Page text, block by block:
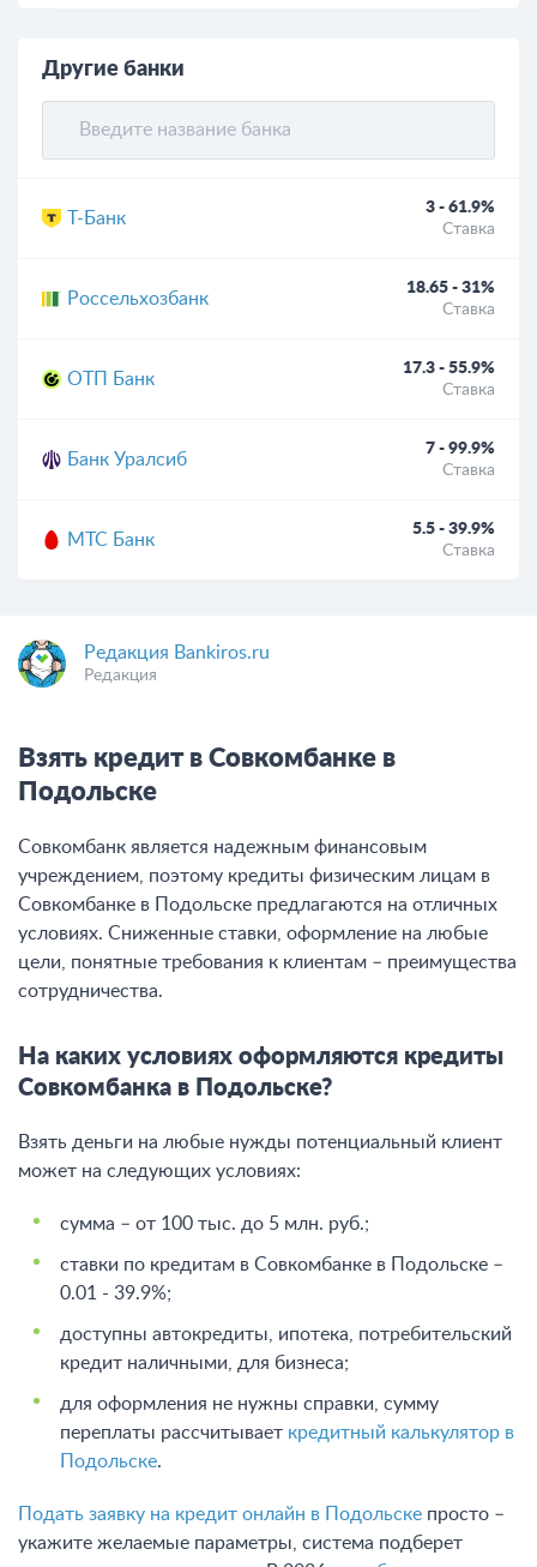
Другие банки
Т-Банк
3 - 61.9%
Ставка
Россельхозбанк
18.65 - 31%
Ставка
ОТП Банк
17.3 - 55.9%
Ставка
Банк Уралсиб
7 - 99.9%
Ставка
МТС Банк
5.5 - 39.9%
Ставка
Редакция Bankiros.ru
Редакция
Взять кредит в Совкомбанке в
Подольске
Совкомбанк является надежным финансовым
учреждением, поэтому кредиты физическим лицам в
Совкомбанке в Подольске предлагаются на отличных
условиях. Сниженные ставки, оформление на любые
цели, понятные требования к клиентам – преимущества
сотрудничества.
На каких условиях оформляются кредиты
Совкомбанка в Подольске?
Взять деньги на любые нужды потенциальный клиент
может на следующих условиях:
сумма – от 100 тыс. до 5 млн. руб.;
ставки по кредитам в Совкомбанке в Подольске –
0.01 - 39.9%;
доступны автокредиты, ипотека, потребительский
кредит наличными, для бизнеса;
для оформления не нужны справки, сумму
переплаты рассчитывает кредитный калькулятор в
Подольске.
Подать заявку на кредит онлайн в Подольске просто –
укажите желаемые параметры, система подберет